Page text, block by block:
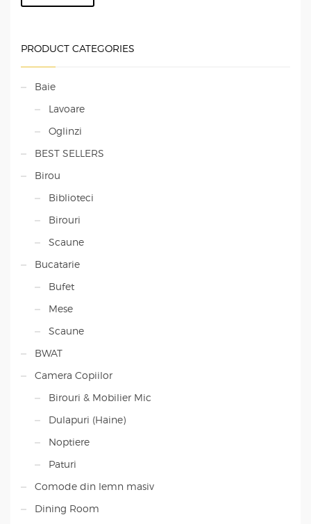
PRODUCT CATEGORIES
Baie
Lavoare
Oglinzi
BEST SELLERS
Birou
Biblioteci
Birouri
Scaune
Bucatarie
Bufet
Mese
Scaune
BWAT
Camera Copiilor
Birouri & Mobilier Mic
Dulapuri (Haine)
Noptiere
Paturi
Comode din lemn masiv
Dining Room